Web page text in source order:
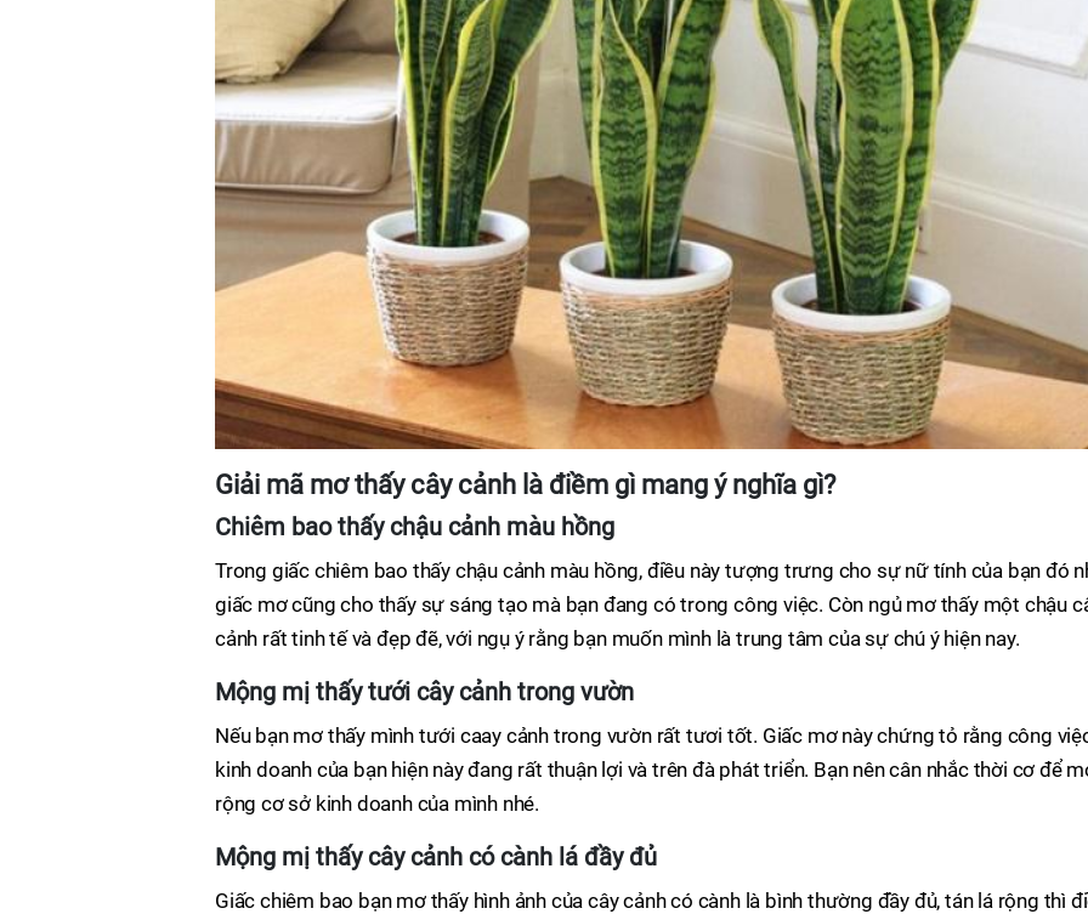
Giải mã mơ thấy cây cảnh là điềm gì mang ý nghĩa gì?
Chiêm bao thấy chậu cảnh màu hồng
Trong giấc chiêm bao thấy chậu cảnh màu hồng, điều này tượng trưng cho sự nữ tính của bạn đó
giấc mơ cũng cho thấy sự sáng tạo mà bạn đang có trong công việc. Còn ngủ mơ thấy một chậu
cảnh rất tinh tế và đẹp đẽ, với ngụ ý rằng bạn muốn mình là trung tâm của sự chú ý hiện nay.
Mộng mị thấy tưới cây cảnh trong vườn
Nếu bạn mơ thấy mình tưới caay cảnh trong vườn rất tươi tốt. Giấc mơ này chứng tỏ rằng công
kinh doanh của bạn hiện này đang rất thuận lợi và trên đà phát triển. Bạn nên cân nhắc thời cơ để
rộng cơ sở kinh doanh của mình nhé.
Mộng mị thấy cây cảnh có cành lá đầy đủ
Giấc chiêm bao bạn mơ thấy hình ảnh của cây cảnh có cành là bình thường đầy đủ, tán lá rộng thì